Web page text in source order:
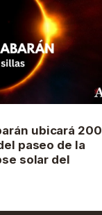
ubicará 200
paseo de la
solar del